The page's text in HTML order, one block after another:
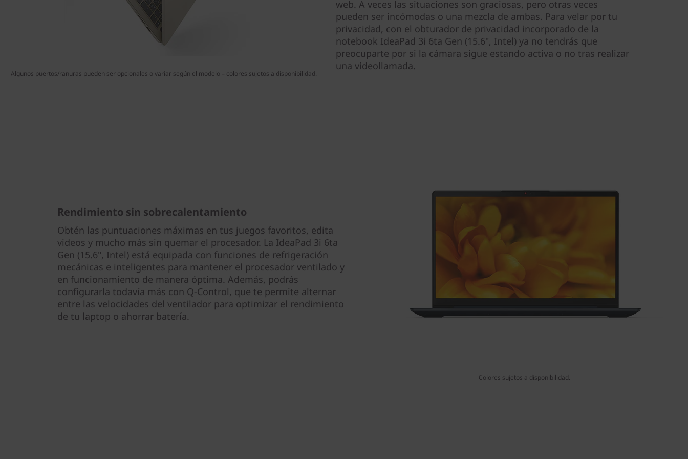
Algunos puertos/ranuras pueden ser opcionales o variar según el modelo – colores sujetos a disponibilidad.
web. A veces las situaciones son graciosas, pero otras veces
pueden ser incómodas o una mezcla de ambas. Para velar por tu
privacidad, con el obturador de privacidad incorporado de la
notebook IdeaPad 3i 6ta Gen (15.6", Intel) ya no tendrás que
preocuparte por si la cámara sigue estando activa o no tras realizar
una videollamada.
Colores sujetos a disponibilidad.
Rendimiento sin sobrecalentamiento
Obtén las puntuaciones máximas en tus juegos favoritos, edita
videos y mucho más sin quemar el procesador. La IdeaPad 3i 6ta
Gen (15.6", Intel) está equipada con funciones de refrigeración
mecánicas e inteligentes para mantener el procesador ventilado y
en funcionamiento de manera óptima. Además, podrás
configurarla todavía más con Q-Control, que te permite alternar
entre las velocidades del ventilador para optimizar el rendimiento
de tu laptop o ahorrar batería.